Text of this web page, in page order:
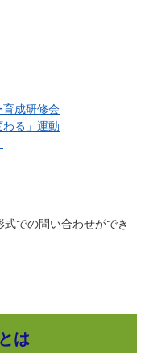
育成研修会
わる」運動
式での問い合わせができ
は